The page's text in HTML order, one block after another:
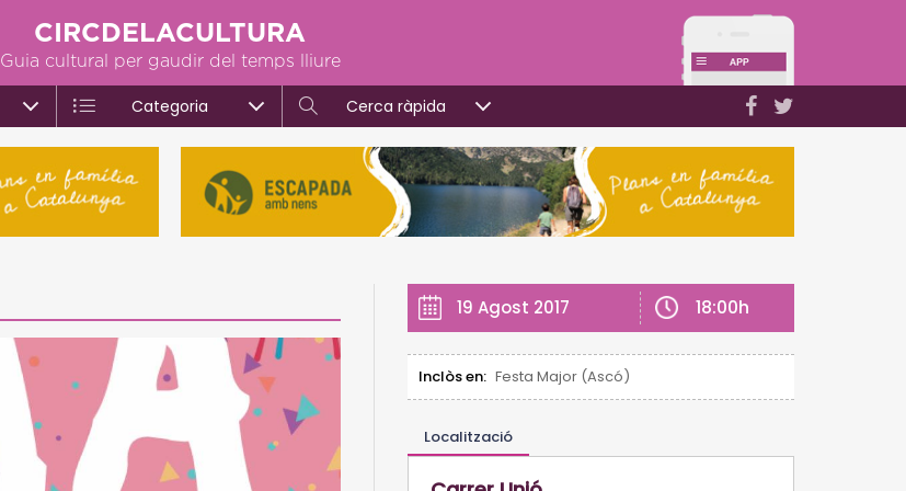
CIRCDELACULTURA
Guia cultural per gaudir del temps lliure
Categoria Cerca ràpida
19 Agost 2017 18:00h
Inclòs en: Festa Major (Ascó)
Localització